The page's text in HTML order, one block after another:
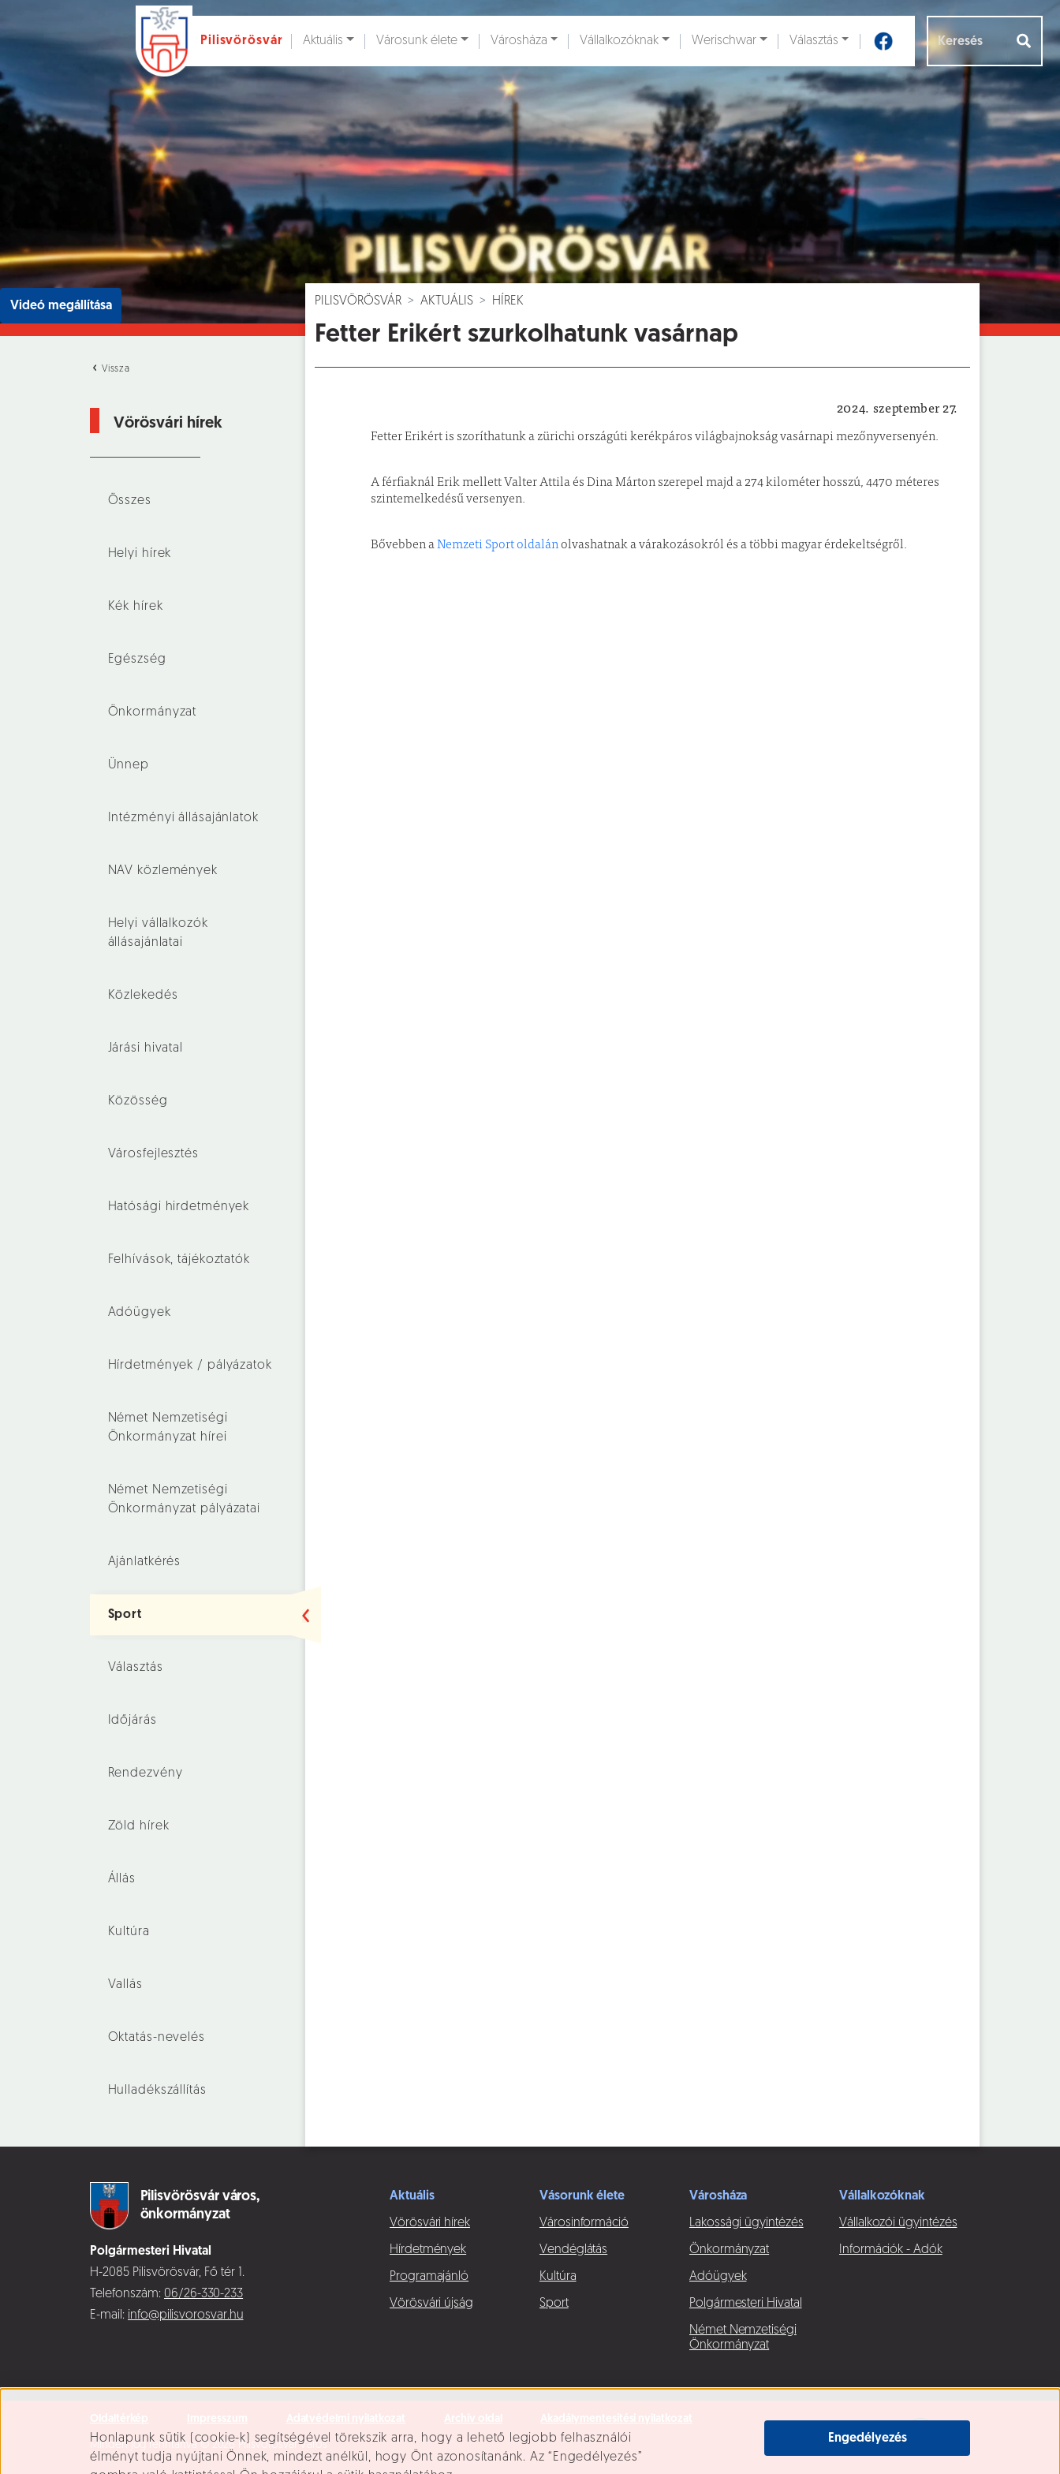
Süti beállítások
Honlapunk sütik (cookie-k) segítségével törekszik arra, hogy a lehető legjobb felhasználói
élményt tudja nyújtani Önnek, mindezt anélkül, hogy Önt azonosítanánk. Az “Engedélyezés”
Engedélyezés
Ugrás a fő tartalomhoz
Pilisvörösvár Aktuális Városunk élete Városháza Vállalkozóknak Werischwar Választás
Videó megállítása
Vissza
Vörösvári hírek
Összes
Helyi hírek
Kék hírek
Egészség
Önkormányzat
Ünnep
Intézményi állásajánlatok
NAV közlemények
Helyi vállalkozók
állásajánlatai
Közlekedés
Járási hivatal
Közösség
Városfejlesztés
Hatósági hirdetmények
Felhívások, tájékoztatók
Adóügyek
Hírdetmények / pályázatok
Német Nemzetiségi
Önkormányzat hírei
Német Nemzetiségi
Önkormányzat pályázatai
Ajánlatkérés
Sport
Választás
Időjárás
Rendezvény
Zöld hírek
Állás
Kultúra
Vallás
Oktatás-nevelés
Hulladékszállítás
PILISVÖRÖSVÁR AKTUÁLIS HÍREK
Fetter Erikért szurkolhatunk vasárnap
Sport
2024. szeptember 27.
Fetter Erikért is szoríthatunk a zürichi országúti kerékpáros világbajnokság vasárnapi mezőnyversenyén.
A férfiaknál Erik mellett Valter Attila és Dina Márton szerepel majd a 274 kilométer hosszú, 4470 méteres
szintemelkedésű versenyen.
Bővebben aNemzeti Sport oldalánolvashatnak a várakozásokról és a többi magyar érdekeltségről.
Pilisvörösvár város,
önkormányzat
Polgármesteri Hivatal
H-2085 Pilisvörösvár, Fő tér 1.
Telefonszám: 06/26-330-233
E-mail: info@pilisvorosvar.hu
Aktuális
Vörösvári hírek
Hírdetmények
Programajánló
Vörösvári újság
Vásorunk élete
Városinformáció
Vendéglátás
Kultúra
Sport
Városháza
Lakossági ügyintézés
Önkormányzat
Adóügyek
Polgármesteri Hivatal
Német Nemzetiségi
Önkormányzat
Vállalkozóknak
Vállalkozói ügyintézés
Információk - Adók
Minden jog fenntartva © 2026 Pilisvörösvár Város
Hírek [ Események [] Dokumentumok [ Aloldalak [